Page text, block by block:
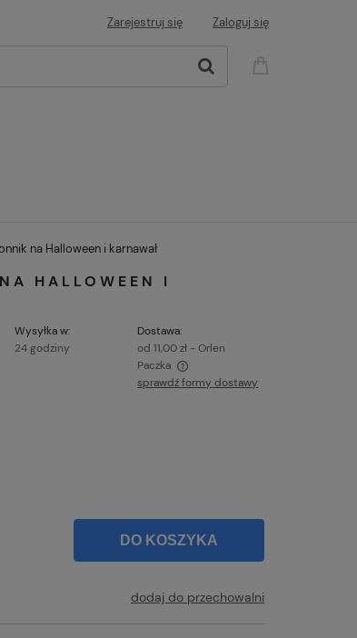
Zarejestruj się Zaloguj się
na Halloween i karnawał
HALLOWEEN I
Wysyłka w:
24 godziny
Dostawa:
od 11,00 zł - Orlen
Paczka
sprawdź formy dostawy
DO KOSZYKA
dodaj do przechowalni